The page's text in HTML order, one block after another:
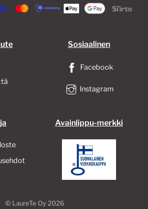
Sosiaalinen
Facebook
Instagram
Avainlippu-merkki
© LaureTe Oy2026